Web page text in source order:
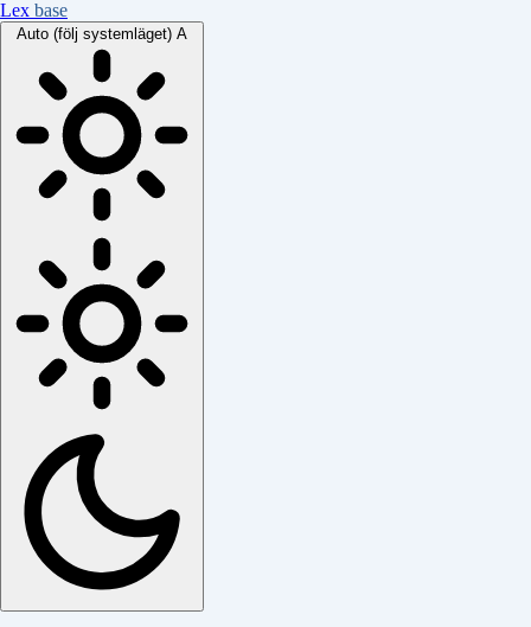
Lex base
Auto (följ systemläget) A